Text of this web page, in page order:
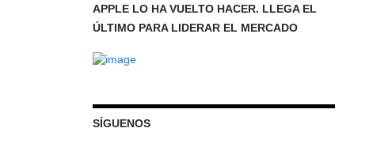
APPLE LO HA VUELTO HACER. LLEGA EL
ÚLTIMO PARA LIDERAR EL MERCADO
SÍGUENOS